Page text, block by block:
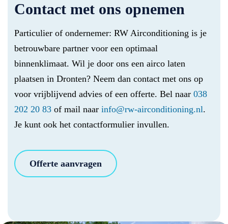
Contact met ons opnemen
Particulier of ondernemer: RW Airconditioning is je
betrouwbare partner voor een optimaal
binnenklimaat. Wil je door ons een airco laten
plaatsen in Dronten? Neem dan contact met ons op
voor vrijblijvend advies of een offerte. Bel naar 038
202 20 83 of mail naar info@rw-airconditioning.nl.
Je kunt ook het contactformulier invullen.
Offerte aanvragen